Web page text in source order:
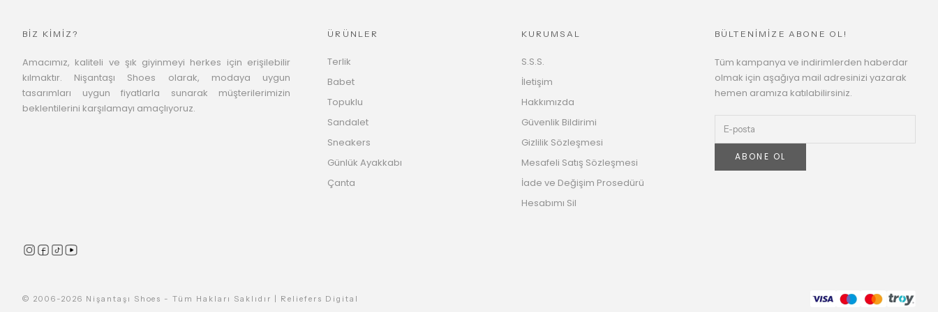
BİZ KİMİZ?
Amacımız, kaliteli ve şık giyinmeyi herkes için erişilebilir
kılmaktır. Nişantaşı Shoes olarak, modaya uygun
tasarımları uygun fiyatlarla sunarak müşterilerimizin
beklentilerini karşılamayı amaçlıyoruz.
ÜRÜNLER
Terlik
Babet
Topuklu
Sandalet
Sneakers
Günlük Ayakkabı
Çanta
KURUMSAL
S.S.S.
İletişim
Hakkımızda
Güvenlik Bildirimi
Gizlilik Sözleşmesi
Mesafeli Satış Sözleşmesi
İade ve Değişim Prosedürü
Hesabımı Sil
BÜLTENİMİZE ABONE OL!
Tüm kampanya ve indirimlerden haberdar
olmak için aşağıya mail adresinizi yazarak
hemen aramıza katılabilirsiniz.
ABONE OL
© 2006-2026 Nişantaşı Shoes - Tüm Hakları Saklıdır | Reliefers Digital